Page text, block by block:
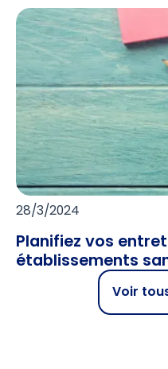
28/3/2024
Planifiez vos
établissements
Voir